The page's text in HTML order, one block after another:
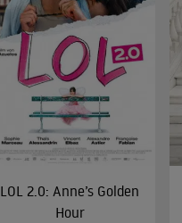
LOL 2.0: Anne’s Golden
Hour